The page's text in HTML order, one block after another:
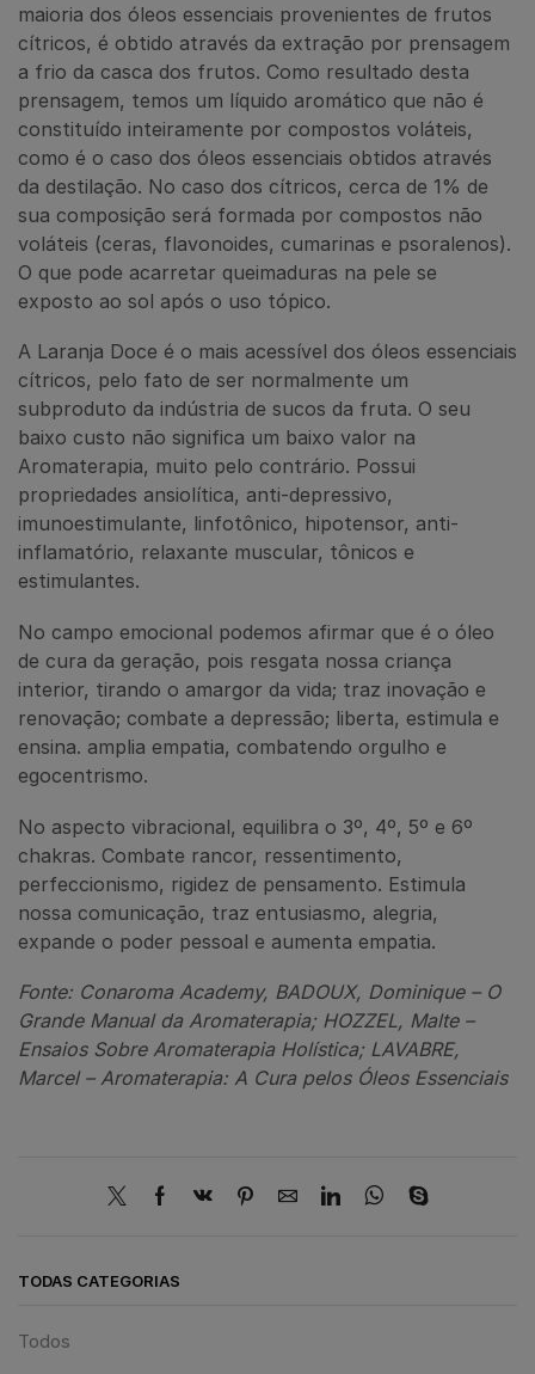
maioria dos óleos essenciais provenientes de frutos
cítricos, é obtido através da extração por prensagem
a frio da casca dos frutos. Como resultado desta
prensagem, temos um líquido aromático que não é
constituído inteiramente por compostos voláteis,
como é o caso dos óleos essenciais obtidos através
da destilação. No caso dos cítricos, cerca de 1% de
sua composição será formada por compostos não
voláteis (ceras, flavonoides, cumarinas e psoralenos).
O que pode acarretar queimaduras na pele se
exposto ao sol após o uso tópico.
A Laranja Doce é o mais acessível dos óleos essenciais
cítricos, pelo fato de ser normalmente um
subproduto da indústria de sucos da fruta. O seu
baixo custo não significa um baixo valor na
Aromaterapia, muito pelo contrário. Possui
propriedades ansiolítica, anti-depressivo,
imunoestimulante, linfotônico, hipotensor, anti-
inflamatório, relaxante muscular, tônicos e
estimulantes.
No campo emocional podemos afirmar que é o óleo
de cura da geração, pois resgata nossa criança
interior, tirando o amargor da vida; traz inovação e
renovação; combate a depressão; liberta, estimula e
ensina. amplia empatia, combatendo orgulho e
egocentrismo.
No aspecto vibracional, equilibra o 3º, 4º, 5º e 6º
chakras. Combate rancor, ressentimento,
perfeccionismo, rigidez de pensamento. Estimula
nossa comunicação, traz entusiasmo, alegria,
expande o poder pessoal e aumenta empatia.
Fonte: Conaroma Academy, BADOUX, Dominique – O
Grande Manual da Aromaterapia; HOZZEL, Malte –
Ensaios Sobre Aromaterapia Holística; LAVABRE,
Marcel – Aromaterapia: A Cura pelos Óleos Essenciais
TODAS CATEGORIAS
Todos